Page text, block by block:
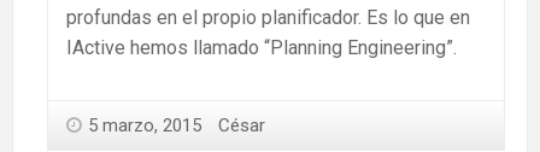
profundas en el propio planificador. Es lo que en
IActive hemos llamado “Planning Engineering”.
5 marzo, 2015 César